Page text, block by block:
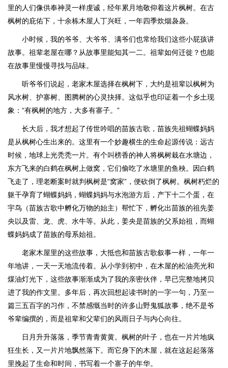
里的人们像供奉神灵一样虔诚，经年累月地敬仰着这片枫树。在古
枫树的庇佑下，十余栋木屋人丁兴旺，一年四季炊烟袅袅。
小时候，我的爷爷、大爷爷、满爷们也常给我们这些小屁孩讲
故事。祖辈老屋在哪？从故事里能知其一二。祖辈如何迁徙？也能
在故事里慢慢寻找与品味。
听爷爷们说起，老家木屋选择在枫树下，大约是祖辈以枫树为
风水树、护寨树、图腾树的心灵抉择。这似乎也印证着一个乡土现
象：“有枫树的地方，大多有寨子。”
长大后，我才想起了传世吟唱的苗族古歌，苗族先祖蝴蝶妈妈
是从枫树心生出来的。这里有一个妙趣横生的生命起源传说：远古
时候，地球上光秃秃一片。有个叫榜香的神人将枫树栽在水塘边，
东方飞来的白鹤在枫树上做窝，它们偷吃了水塘里的鱼秧。因白鹤
飞走了，理老断案时就判枫树是“窝家”，便砍倒了枫树。枫树朽烂的
躯干孕育了蝴蝶妈妈，蝴蝶妈妈与水泡游方后，产下十二个蛋，在
宇鸟（苗族古歌中孵化万物的始主）帮忙下，孵化出苗族的祖先姜
央以及雷、龙、虎、水牛等。从此，姜央是苗族的父系始祖，而蝴
蝶妈妈成了苗族的母系始祖。
老家木屋里的这些故事，大抵也和苗族古歌叙事一样，一年一
年地讲，一天一天地流传着。从小学到初中，在木屋的松油亮光和
煤油灯光下，这些故事渐渐成为了我的亲密伙伴，早已完整地拷贝
进了我的作文里。多年后，再次回想起读书时的一字一句，乃至一
篇三五百字的习作，不禁感慨当时的许多山野鬼狐故事，绝不是爷
爷辈编撰的，而是祖辈和父辈们的风雨日子与内心向往。
日月升升落落，季节青青黄黄。枫树的叶子，也在一片片地疯
狂生长，又一片片地飘然落下。而它身下的木屋，就在这起起落落
里挽起了生命和时间，书写着一个寨子的年华。